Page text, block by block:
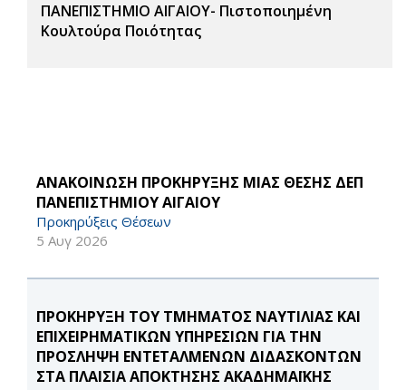
ΠΑΝΕΠΙΣΤΗΜΙΟ ΑΙΓΑΙΟΥ- Πιστοποιημένη
Κουλτούρα Ποιότητας
ΑΝΑΚΟΙΝΩΣΗ ΠΡΟΚΗΡΥΞΗΣ ΜΙΑΣ ΘΕΣΗΣ ΔΕΠ
ΠΑΝΕΠΙΣΤΗΜΙΟΥ ΑΙΓΑΙΟΥ
Προκηρύξεις Θέσεων
5 Αυγ 2026
ΠΡΟΚΗΡΥΞΗ ΤΟΥ ΤΜΗΜΑΤΟΣ ΝΑΥΤΙΛΙΑΣ ΚΑΙ
ΕΠΙΧΕΙΡΗΜΑΤΙΚΩΝ ΥΠΗΡΕΣΙΩΝ ΓΙΑ ΤΗΝ
ΠΡΟΣΛΗΨΗ ΕΝΤΕΤΑΛΜΕΝΩΝ ΔΙΔΑΣΚΟΝΤΩΝ
ΣΤΑ ΠΛΑΙΣΙΑ ΑΠΟΚΤΗΣΗΣ ΑΚΑΔΗΜΑΪΚΗΣ